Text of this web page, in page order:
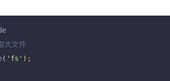
大文件
( 'fs' );